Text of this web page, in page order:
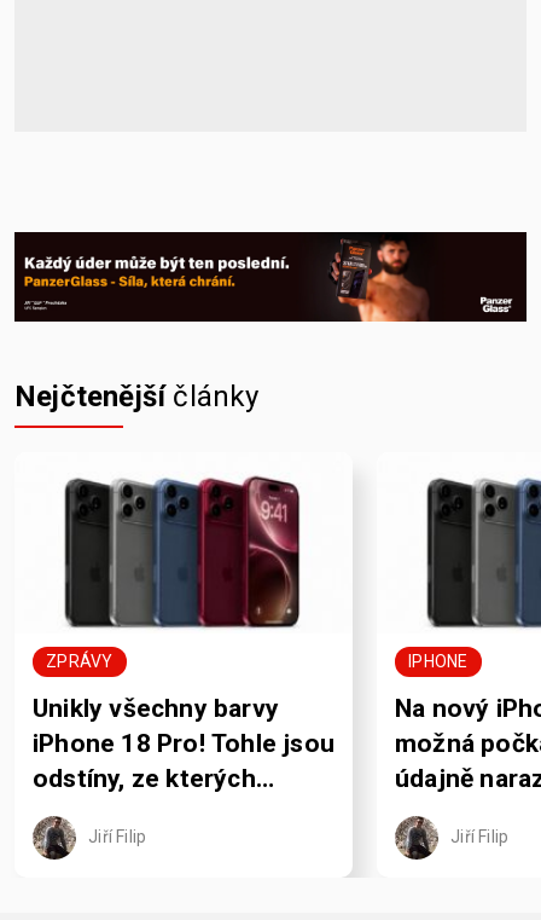
Nejčtenějšíčlánky
ZPRÁVY
Unikly všechny barvy
iPhone 18 Pro! Tohle jsou
odstíny, ze kterých
budete vybírat
Jiří Filip
IPHONE
Na nový
možná
údajně
problém
Jiří Filip